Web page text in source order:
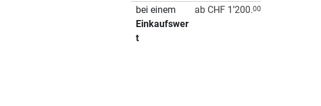
bei einem
Einkaufswer
t
ab CHF 1’200.00